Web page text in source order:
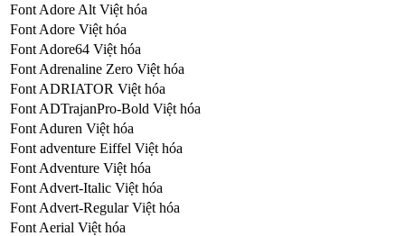
Font Adore Alt Việt hóa
Font Adore Việt hóa
Font Adore64 Việt hóa
Font Adrenaline Zero Việt hóa
Font ADRIATOR Việt hóa
Font ADTrajanPro-Bold Việt hóa
Font Aduren Việt hóa
Font adventure Eiffel Việt hóa
Font Adventure Việt hóa
Font Advert-Italic Việt hóa
Font Advert-Regular Việt hóa
Font Aerial Việt hóa